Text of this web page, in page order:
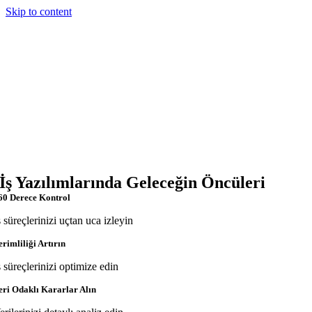
Skip to content
İş Yazılımlarında Geleceğin Öncüleri
Derece Kontrol
süreçlerinizi uçtan uca izleyin
Artırın
süreçlerinizi optimize edin
Odaklı Kararlar Alın